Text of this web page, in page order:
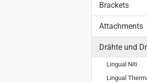
Brackets
Attachments
Drähte und
Lingual Niti
Lingual